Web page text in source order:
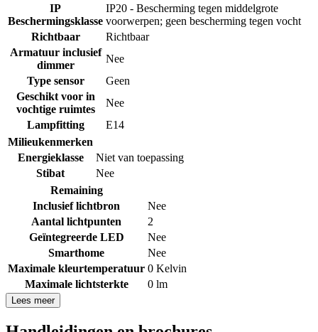
IP
Beschermingsklasse
IP20 - Bescherming tegen middelgrote
voorwerpen; geen bescherming tegen vocht
Richtbaar
Richtbaar
Armatuur inclusief
dimmer
Nee
Type sensor
Geen
Geschikt voor in
vochtige ruimtes
Nee
Lampfitting
E14
Milieukenmerken
Energieklasse
Niet van toepassing
Stibat
Nee
Remaining
Inclusief lichtbron
Nee
Aantal lichtpunten
2
Geïntegreerde LED
Nee
Smarthome
Nee
Maximale kleurtemperatuur 0 Kelvin
Maximale lichtsterkte
0 lm
Lees meer